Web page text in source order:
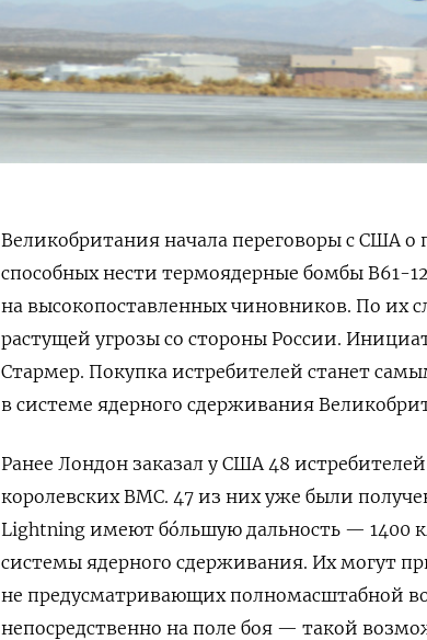
Великобритания начала переговоры с США о
способных нести термоядерные бомбы B61-
на высокопоставленных чиновников. По их
растущей угрозы со стороны России.
Стармер. Покупка истребителей станет
в системе ядерного сдерживания
Ранее Лондон заказал у США 48
королевских ВМС. 47 из них уже были
Lightning имеют бóльшую дальность — 1400
системы ядерного сдерживания. Их могут
не предусматривающих полномасштабной
непосредственно на поле боя — такой